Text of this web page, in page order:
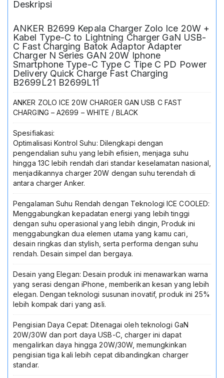
Charging
Adaptor
Adapter
Charger
Series
GAN
20W
Iphone
Smartphone
Type-
Type
Tipe
PD
Power
Delivery
Quick
Charge
Fast
Charging
B2699L21
B2699L11
Deskripsi
ANKER B2699 Kepala Charger Zolo Ice 20W +
Kabel Type-C to Lightning Charger GaN USB-
C Fast Charging Batok Adaptor Adapter
Charger N Series GAN 20W Iphone
Smartphone Type-C Type C Tipe C PD Power
Delivery Quick Charge Fast Charging
B2699L21 B2699L11
ANKER ZOLO ICE 20W CHARGER GAN USB C FAST
CHARGING – A2699 – WHITE / BLACK
Spesifiakasi:
Optimalisasi Kontrol Suhu: Dilengkapi dengan
pengendalian suhu yang lebih efisien, menjaga suhu
hingga 13C lebih rendah dari standar keselamatan nasional,
menjadikannya charger 20W dengan suhu terendah di
antara charger Anker.
Pengalaman Suhu Rendah dengan Teknologi ICE COOLED:
Menggabungkan kepadatan energi yang lebih tinggi
dengan suhu operasional yang lebih dingin, Produk ini
menggabungkan dua elemen utama yang kamu cari,
desain ringkas dan stylish, serta performa dengan suhu
rendah. Desain simpel dan bergaya.
Desain yang Elegan: Desain produk ini menawarkan warna
yang serasi dengan iPhone, memberikan kesan yang lebih
elegan. Dengan teknologi susunan inovatif, produk ini 25%
lebih kompak dari yang asli.
Pengisian Daya Cepat: Ditenagai oleh teknologi GaN
20W/30W dan port daya USB-C, charger ini dapat
mengalirkan daya hingga 20W/30W, memungkinkan
pengisian tiga kali lebih cepat dibandingkan charger
standar.